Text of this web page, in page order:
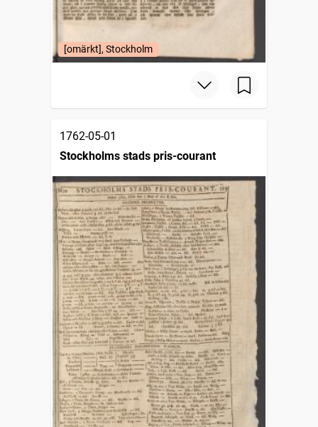
[omärkt], Stockholm
1762-05-01
Stockholms stads pris-courant